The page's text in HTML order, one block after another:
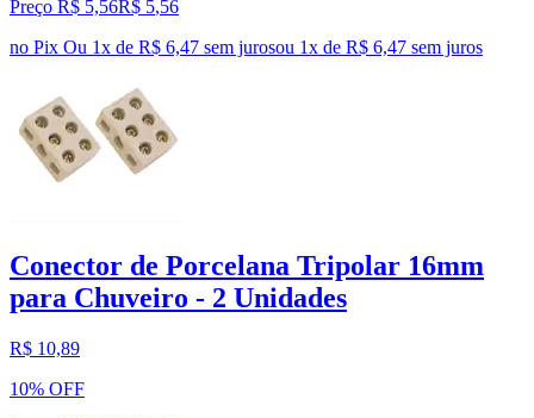
Preço R$ 5,56R$ 5,56
no Pix Ou 1x de R$ 6,47 sem jurosou 1x de R$ 6,47 sem juros
Conector de Porcelana Tripolar 16mm
para Chuveiro - 2 Unidades
R$ 10,89
10% OFF